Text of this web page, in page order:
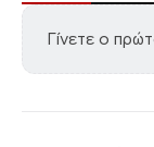
Γίνετε ο